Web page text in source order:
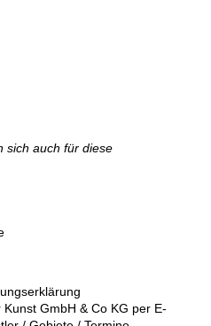
sich auch für diese
GmbH & Co KG per E-